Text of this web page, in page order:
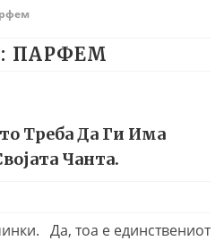
ПАРФЕМ
Треба Да Ги Има
Чанта.
Да, тоа е единствениот